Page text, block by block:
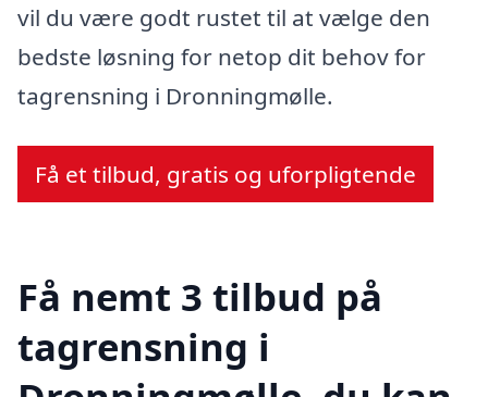
vil du være godt rustet til at vælge den
bedste løsning for netop dit behov for
tagrensning i Dronningmølle.
Få et tilbud, gratis og uforpligtende
Få nemt 3 tilbud på
tagrensning i